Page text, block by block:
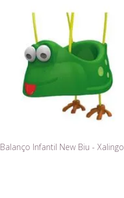
Balanço Infantil New Biu - Xalingo